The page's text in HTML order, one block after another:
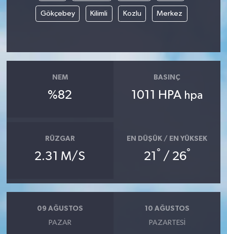
Gökçebey Kilimli Kozlu Merkez
NEM
%82
BASINÇ
1011 HPA hpa
RÜZGAR
2.31 M/S
EN DÜŞÜK / EN YÜKSEK
21 ° / 26°
09 AĞUSTOS
PAZAR
10 AĞUSTOS
PAZARTESI